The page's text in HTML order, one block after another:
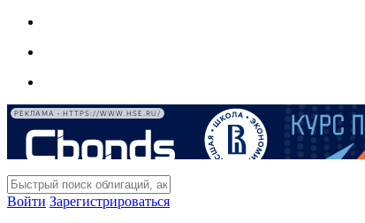
РЕКЛАМА • HTTPS://WWW.HSE.RU/
Войти Зарегистрироваться